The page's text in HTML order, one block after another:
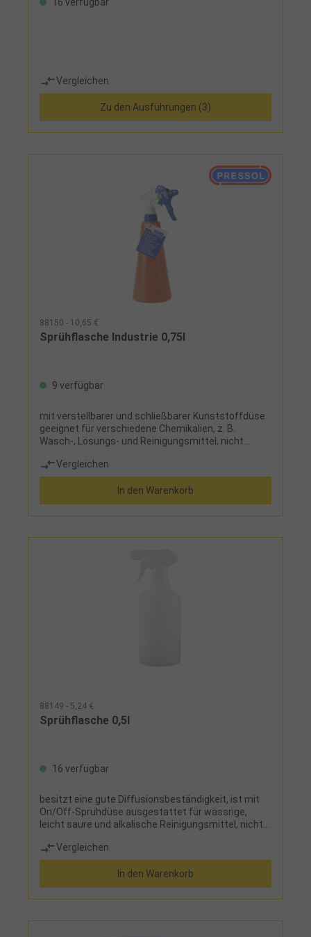
Vergleichen
Zu den Ausführungen (3)
88150 - 10,65 €
Sprühflasche Industrie 0,75l
9 verfügbar
mit verstellbarer und schließbarer Kunststoffdüse
geeignet für verschiedene Chemikalien, z. B.
Wasch-, Lösungs- und Reinigungsmittel, nicht
Montagereiniger und Säuren
Vergleichen
In den Warenkorb
88149 - 5,24 €
Sprühflasche 0,5l
16 verfügbar
besitzt eine gute Diffusionsbeständigkeit, ist mit
On/Off-Sprühdüse ausgestattet für wässrige,
leicht saure und alkalische Reinigungsmittel, nicht
Vergleichen
In den Warenkorb